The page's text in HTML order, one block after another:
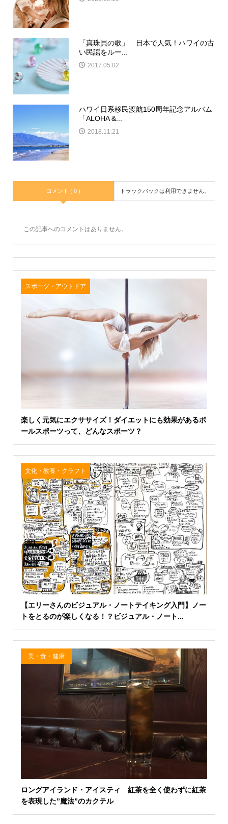
「真珠貝の歌」 日本で人気！ハワイの古
い民謡をルー...
2017.05.02
ハワイ日系移民渡航150周年記念アルバム
「ALOHA &...
2018.11.21
コメント ( 0 ) トラックバックは利用できません。
この記事へのコメントはありません。
スポーツ・アウトドア
楽しく元気にエクササイズ！ダイエットにも効果があるポ
ールスポーツって、どんなスポーツ？
文化・教養・クラフト
【エリーさんのビジュアル・ノートテイキング入門】ノー
トをとるのが楽しくなる！？ビジュアル・ノート...
美・食・健康
ロングアイランド・アイスティ 紅茶を全く使わずに紅茶
を表現した”魔法”のカクテル